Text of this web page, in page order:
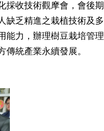
採收技術觀摩會，會後期
缺乏精進之栽植技術及多
能力，辦理樹豆栽培管理
統產業永續發展。